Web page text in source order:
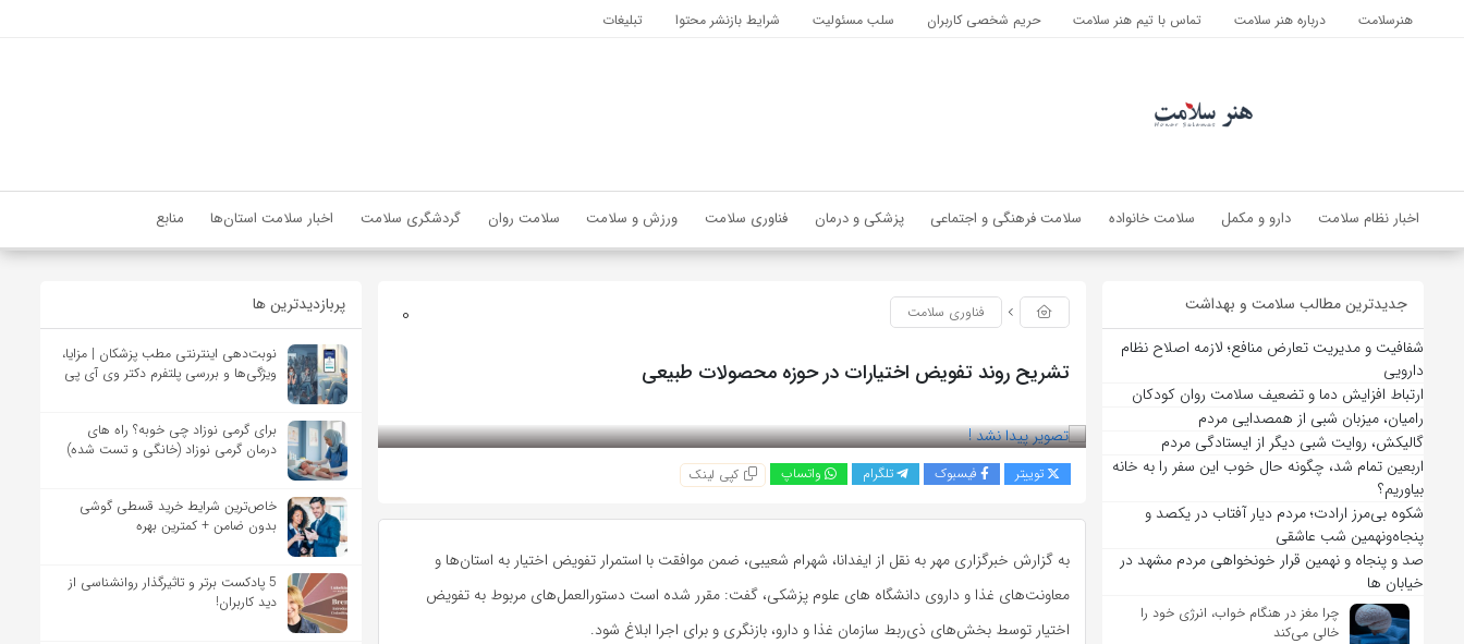
هنرسلامت درباره هنر سلامت تماس با تیم هنر سلامت حریم شخصی کاربران سلب مسئولیت شرایط بازنشر محتوا تبلیغات
اخبار نظام سلامت دارو و مکمل سلامت خانواده سلامت فرهنگی و اجتماعی پزشکی و درمان فناوری سلامت ورزش و سلامت سلامت روان گردشگری سلامت اخبار سلامت استان‌ها منابع
جدیدترین مطالب سلامت و بهداشت
شفافیت و مدیریت تعارض منافع؛ لازمه اصلاح نظام
دارویی
ارتباط افزایش دما و تضعیف سلامت روان کودکان
رامیان، میزبان شبی از همصدایی مردم
گالیکش، روایت شبی دیگر از ایستادگی مردم
اربعین تمام شد، چگونه حال خوب این سفر را به خانه
بیاوریم؟
شکوه بی‌مرز ارادت؛ مردم دیار آفتاب در یکصد و
پنجاه‌ونهمین شب عاشقی
صد و پنجاه و نهمین قرار خونخواهی مردم مشهد در
خیابان ها
چرا مغز در هنگام خواب، انرژی خود را
خالی می‌کند
0 فناوری سلامت
تشریح روند تفویض اختیارات در حوزه محصولات طبیعی
توییتر فیسبوک تلگرام واتساپ کپی لینک
به گزارش خبرگزاری مهر به نقل از ایفدانا، شهرام شعیبی، ضمن موافقت با استمرار تفویض اختیار به استان‌ها و
معاونت‌های غذا و داروی دانشگاه های علوم پزشکی، گفت: مقرر شده است دستورالعمل‌های مربوط به تفویض
اختیار توسط بخش‌های ذی‌ربط سازمان غذا و دارو، بازنگری و برای اجرا ابلاغ شود.
پربازدیدترین ها
نوبت‌دهی اینترنتی مطب پزشکان | مزایا،
ویژگی‌ها و بررسی پلتفرم دکتر وی آی پی
برای گرمی نوزاد چی خوبه؟ راه های
درمان گرمی نوزاد (خانگی و تست شده)
خاص‌ترین شرایط خرید قسطی گوشی
بدون ضامن + کمترین بهره
5 پادکست برتر و تاثیرگذار روانشناسی از
دید کاربران!